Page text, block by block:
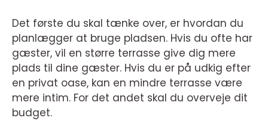
Det første du skal tænke over, er hvordan du
planlægger at bruge pladsen. Hvis du ofte har
gæster, vil en større terrasse give dig mere
plads til dine gæster. Hvis du er på udkig efter
en privat oase, kan en mindre terrasse være
mere intim. For det andet skal du overveje dit
budget.